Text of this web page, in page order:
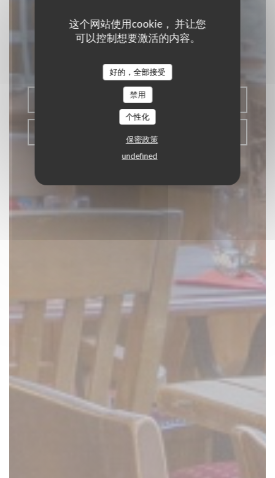
这个网站使用cookie， 并让您
可以控制想要激活的内容。
好的，全部接受
禁用
个性化
保密政策
undefined
La Baguernette by
ISNOR
区域美食|CLAIRMARAIS
预订餐位